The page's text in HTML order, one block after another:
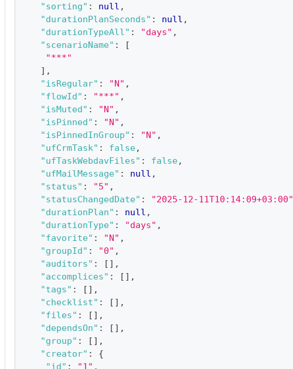
"sorting" : null ,
"durationPlanSeconds" : null ,
"durationTypeAll" : "days" ,
"scenarioName" :
[
"***"
] ,
"isRegular" : "N" ,
"flowId" : "***" ,
"isMuted" : "N" ,
"isPinned" : "N" ,
"isPinnedInGroup" : "N" ,
"ufCrmTask" : false,
"ufTaskWebdavFiles" : false,
"ufMailMessage" : null ,
"status" : "5" ,
"statusChangedDate" : "2025-12-11T10:14:09+03:00"
"durationPlan" : null ,
"durationType" : "days" ,
"favorite" : "N" ,
"groupId" : "0" ,
"auditors" : [ ] ,
"accomplices" : [ ] ,
"tags" : [ ] ,
"checklist" : [ ] ,
"files" : [ ] ,
"dependsOn" : [ ] ,
"group" : [ ] ,
"creator" :
{
"id" : "1" ,